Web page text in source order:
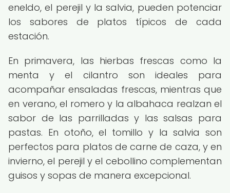
eneldo, el perejil y la salvia, pueden potenciar
los sabores de platos típicos de cada
estación.
En primavera, las hierbas frescas como la
menta y el cilantro son ideales para
acompañar ensaladas frescas, mientras que
en verano, el romero y la albahaca realzan el
sabor de las parrilladas y las salsas para
pastas. En otoño, el tomillo y la salvia son
perfectos para platos de carne de caza, y en
invierno, el perejil y el cebollino complementan
guisos y sopas de manera excepcional.